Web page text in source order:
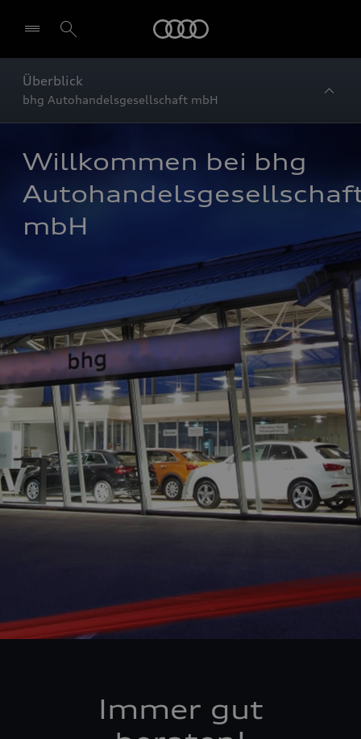
Überblick
bhg Autohandelsgesellschaft mbH
Willkommen bei bhg
mbH
Immer gut